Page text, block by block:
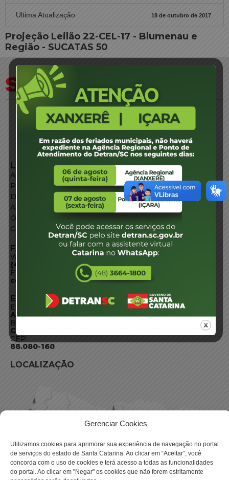
Gerenciar Cookies
Utilizamos cookies para aprimorar sua experiência de navegação no portal
de serviços do estado de Santa Catarina. Ao clicar em “Aceitar”, você
concorda com o uso de cookies e terá acesso a todas as funcionalidades
do portal. Ao clicar em "Negar" os cookies que não forem estritamente
Ultima Atualização 18 de outubro de 2017
Projeção Leilão 22-CEL-17 - Blumenau e
Região - SUCATAS 50
LINKS EXTERNOS
Agência de Notícias
Portal de Serviços
Diário Oficial
Acesso à Informação
Órgãos do Governo
Conheça SC
FALE CONOSCO
WhatsApp:
(48) 3664-1800
E-mail:
centraldeinformacoes@detran.sc.gov.br
ENDEREÇO
Endereço:
Av. Almirante Tamandaré - 480
Bairro:
Coqueiros, Florianópolis SC
CEP:
88.080-160
LOCALIZAÇÃO